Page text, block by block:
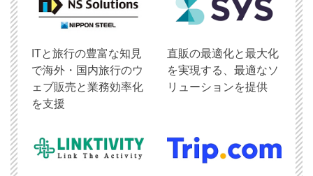
ITと旅行の豊富な知見
で海外・国内旅行のウ
ェブ販売と業務効率化
を支援
直販の最適化と最大化
を実現する、最適なソ
リューションを提供